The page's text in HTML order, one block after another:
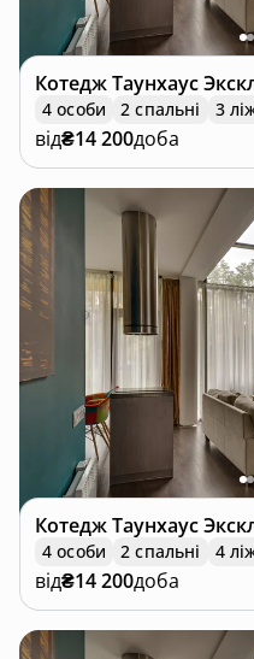
КотеджТаунхаус
4 особи 2 спальні 3
від₴14 200доба
КотеджТаунхаус
4 особи 2 спальні 4
від₴14 200доба